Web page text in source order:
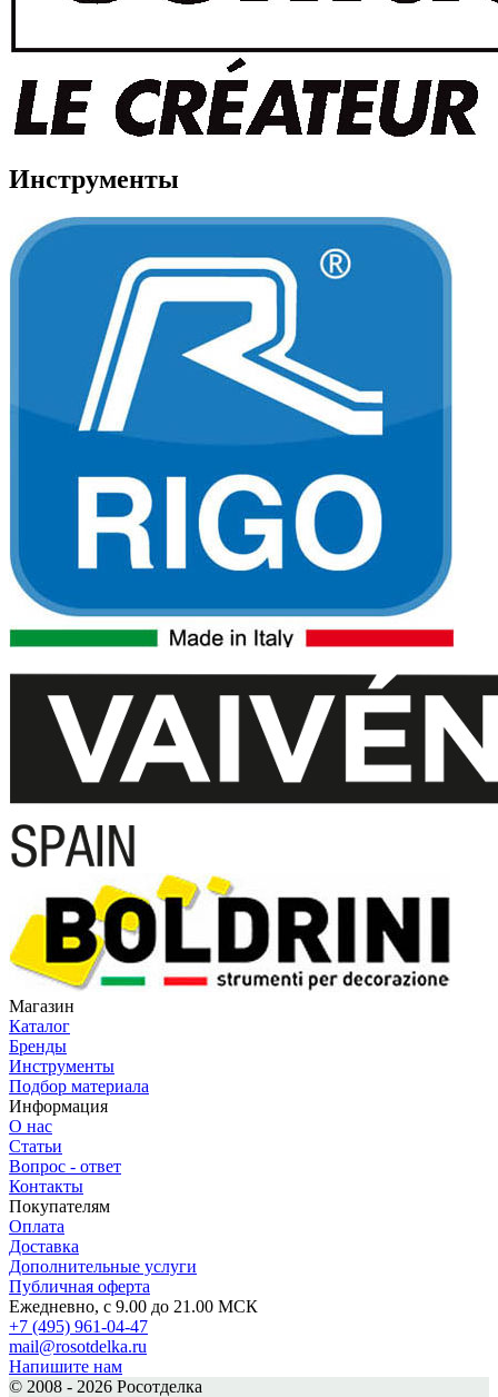
Инструменты
Магазин
Каталог
Бренды
Инструменты
Подбор материала
Информация
О нас
Статьи
Вопрос - ответ
Контакты
Покупателям
Оплата
Доставка
Дополнительные услуги
Публичная оферта
Ежедневно, с 9.00 до 21.00 МСК
+7 (495) 961-04-47
mail@rosotdelka.ru
Напишите нам
© 2008 - 2026 Росотделка